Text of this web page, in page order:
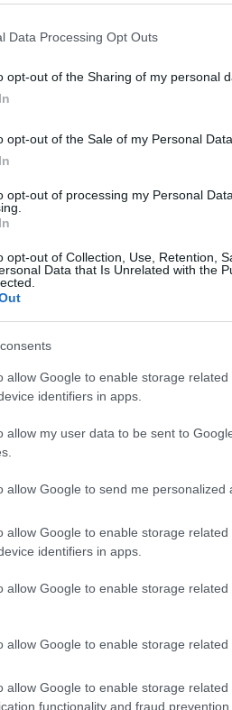
Data Processing Opt Outs
opt-out of the Sharing of my personal
opt-out of the Sale of my Personal Data.
opt-out of processing my Personal
opt-out of Collection, Use, Retention,
Data that Is Unrelated with the
allow Google to enable storage
identifiers in apps.
allow my user data to be sent to
allow Google to send me personalized
allow Google to enable storage
identifiers in apps.
allow Google to enable storage
allow Google to enable storage related
allow Google to enable storage
functionality and fraud
nagyvárosok
egy képgeneráló mesterséges
hanem a valóságról van szó.
a megújuló Tesla
tudni a titokzatos fotóról,
idén érkezik a modell felfrissített
az autók által
meztelen emberek és intim
termeltek áramot
jelent az IoT-eszközök
a legnagyobb